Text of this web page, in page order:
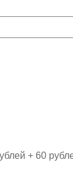
+ 60